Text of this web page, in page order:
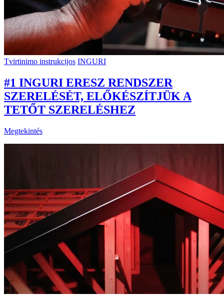
Tvirtinimo instrukcijos INGURI
#1 INGURI ERESZ RENDSZER
SZERELÉSÉT, ELŐKÉSZÍTJÜK A
TETŐT SZERELÉSHEZ
Megtekintés